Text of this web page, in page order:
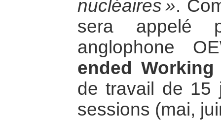
nucléaires ».
sera appelé
anglophone
ended Working
de travail de 15
sessions (mai,